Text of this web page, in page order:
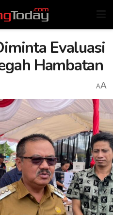
Evaluasi
Hambatan
AA